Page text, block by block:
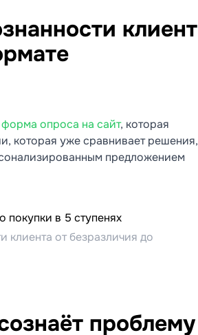
клиент
форма опроса на сайт, которая
которая уже сравнивает решения,
предложением
клиента от безразличия до
проблему